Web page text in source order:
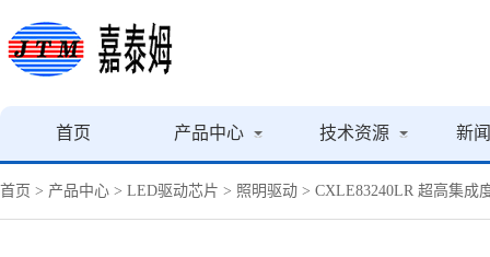
首页 产品中心 技术资源 新
首页 > 产品中心 > LED驱动芯片 > 照明驱动 > CXLE83240LR 超高集成